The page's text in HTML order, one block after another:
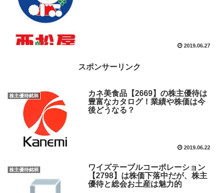
2019.06.27
スポンサーリンク
株主優待銘柄
カネ美食品【2669】の株主優待は
豊富なカタログ！業績や株価は今
後どうなる？
2019.06.22
株主優待銘柄
ワイズテーブルコーポレーション
【2798】は株価下落中だが、株主
優待と総会お土産は魅力的